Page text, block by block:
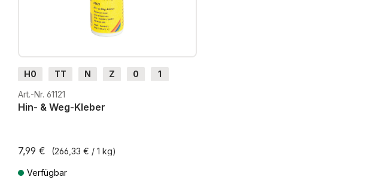
H0 TT N Z 0
1
G
H0m
Art.-Nr. 61121
Hin- & Weg-Kleber
7,99 € (266,33 € / 1 kg)
Verfügbar